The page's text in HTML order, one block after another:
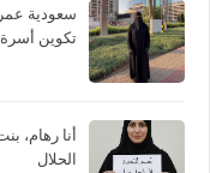
تكوين أسرة
أنا رهام،
الحلال